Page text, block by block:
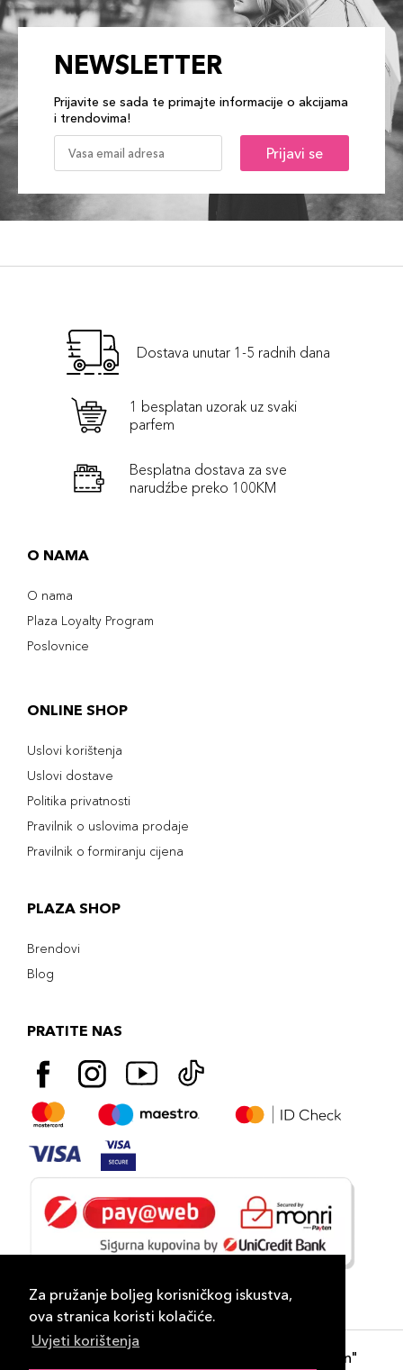
Za pružanje boljeg korisničkog iskustva,
ova stranica koristi kolačiće.
Uvjeti korištenja
NEWSLETTER
Prijavite se sada te primajte informacije o akcijama
i trendovima!
Prijavi se
Dostava unutar 1-5 radnih dana
1 besplatan uzorak uz svaki
parfem
Besplatna dostava za sve
narudźbe preko 100KM
O NAMA
O nama
Plaza Loyalty Program
Poslovnice
ONLINE SHOP
Uslovi korištenja
Uslovi dostave
Politika privatnosti
Pravilnik o uslovima prodaje
Pravilnik o formiranju cijena
PLAZA SHOP
Brendovi
Blog
PRATITE NAS
- "DP Lux Distribution"